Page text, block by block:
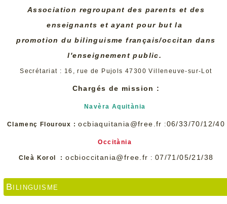
Association regroupant des parents et des
enseignants et ayant pour but la
promotion du bilinguisme français/occitan dans
l'enseignement public.
Secrétariat : 16, rue de Pujols 47300 Villeneuve-sur-Lot
Chargés de mission :
Navèra Aquitània
Clamenç Flouroux :ocbiaquitania@free.fr :06/33/70/12/40
Occitània
Cleà Korol :ocbioccitania@free.fr : 07/71/05/21/38
Bilinguisme